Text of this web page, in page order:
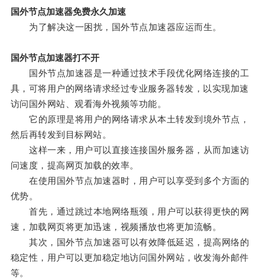
国外节点加速器免费永久加速
为了解决这一困扰，国外节点加速器应运而生。
国外节点加速器打不开
国外节点加速器是一种通过技术手段优化网络连接的工
具，可将用户的网络请求经过专业服务器转发，以实现加速
访问国外网站、观看海外视频等功能。
它的原理是将用户的网络请求从本土转发到境外节点，
然后再转发到目标网站。
这样一来，用户可以直接连接国外服务器，从而加速访
问速度，提高网页加载的效率。
在使用国外节点加速器时，用户可以享受到多个方面的
优势。
首先，通过跳过本地网络瓶颈，用户可以获得更快的网
速，加载网页将更加迅速，视频播放也将更加流畅。
其次，国外节点加速器可以有效降低延迟，提高网络的
稳定性，用户可以更加稳定地访问国外网站，收发海外邮件
等。